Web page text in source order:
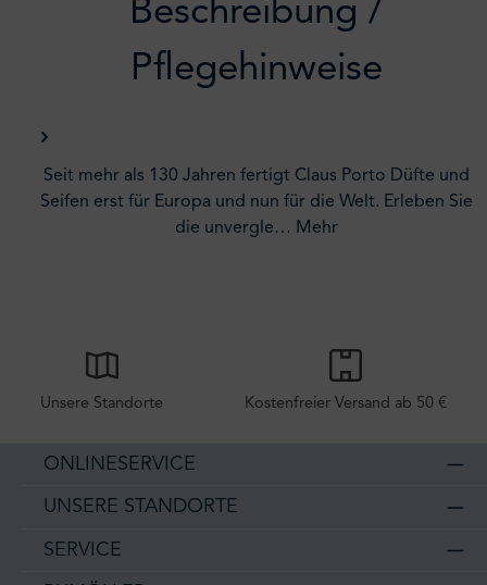
Beschreibung /
Pflegehinweise
Seit mehr als 130 Jahren fertigt Claus Porto Düfte und
Seifen erst für Europa und nun für die Welt. Erleben Sie
die unvergle… Mehr
Unsere Standorte Kostenfreier Versand ab 50 €
ONLINESERVICE
UNSERE STANDORTE
SERVICE